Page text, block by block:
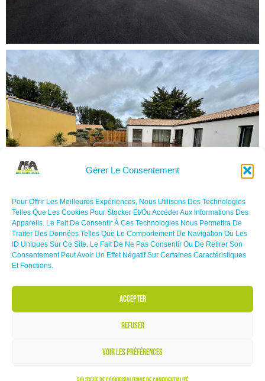
Gérer Le Consentement
Pour Offrir Les Meilleures Expériences, Nous Utilisons Des Technologies
Telles Que Les Cookies Pour Stocker Et/ou Accéder Aux Informations Des
Appareils. Le Fait De Consentir À Ces Technologies Nous Permettra De
Traiter Des Données Telles Que Le Comportement De Navigation Ou Les
ID Uniques Sur Ce Site. Le Fait De Ne Pas Consentir Ou De Retirer Son
Consentement Peut Avoir Un Effet Négatif Sur Certaines Caractéristiques
Et Fonctions.
Accepter
Refuser
Voir les préférences